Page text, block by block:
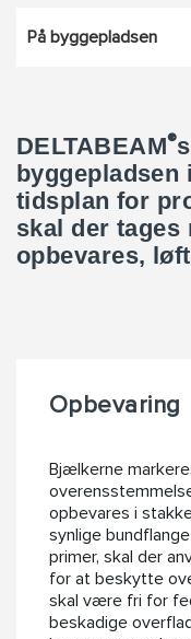
På byggepladsen
DELTABEAM®
byggepladsen
tidsplan for
skal der
opbevares,
Opbevaring
Bjælkerne
opbevares i
synlige
primer, skal der
for at beskytte
skal være fri for
beskadige